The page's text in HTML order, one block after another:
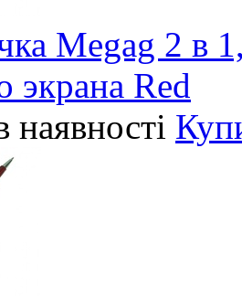
Megag 2 в
экрана Red
наявності